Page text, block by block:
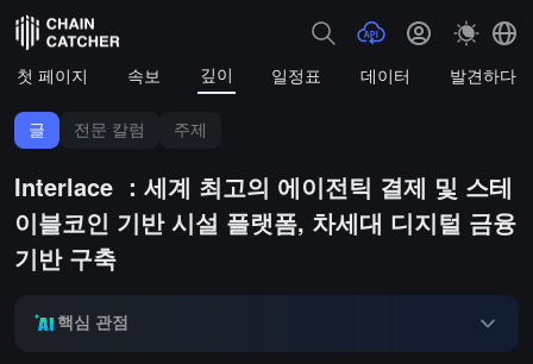
첫 페이지 속보 깊이 일정표 데이터 발견하다
글 전문 칼럼 주제
Interlace ：세계 최고의 에이전틱 결제 및 스테
이블코인 기반 시설 플랫폼, 차세대 디지털 금융
기반 구축
핵심 관점